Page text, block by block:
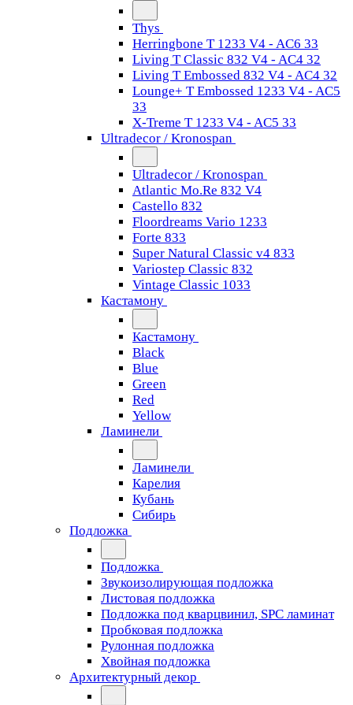
Thys
Herringbone T 1233 V4 - AC6 33
Living T Classic 832 V4 - AC4 32
Living T Embossed 832 V4 - AC4 32
Lounge+ T Embossed 1233 V4 - AC5
33
X-Treme T 1233 V4 - AC5 33
Ultradecor / Kronospan
Ultradecor / Kronospan
Atlantic Mo.Re 832 V4
Castello 832
Floordreams Vario 1233
Forte 833
Super Natural Classic v4 833
Variostep Classic 832
Vintage Classic 1033
Кастамону
Кастамону
Black
Blue
Green
Red
Yellow
Ламинели
Ламинели
Карелия
Кубань
Сибирь
Подложка
Подложка
Звукоизолирующая подложка
Листовая подложка
Подложка под кварцвинил, SPC ламинат
Пробковая подложка
Рулонная подложка
Хвойная подложка
Архитектурный декор